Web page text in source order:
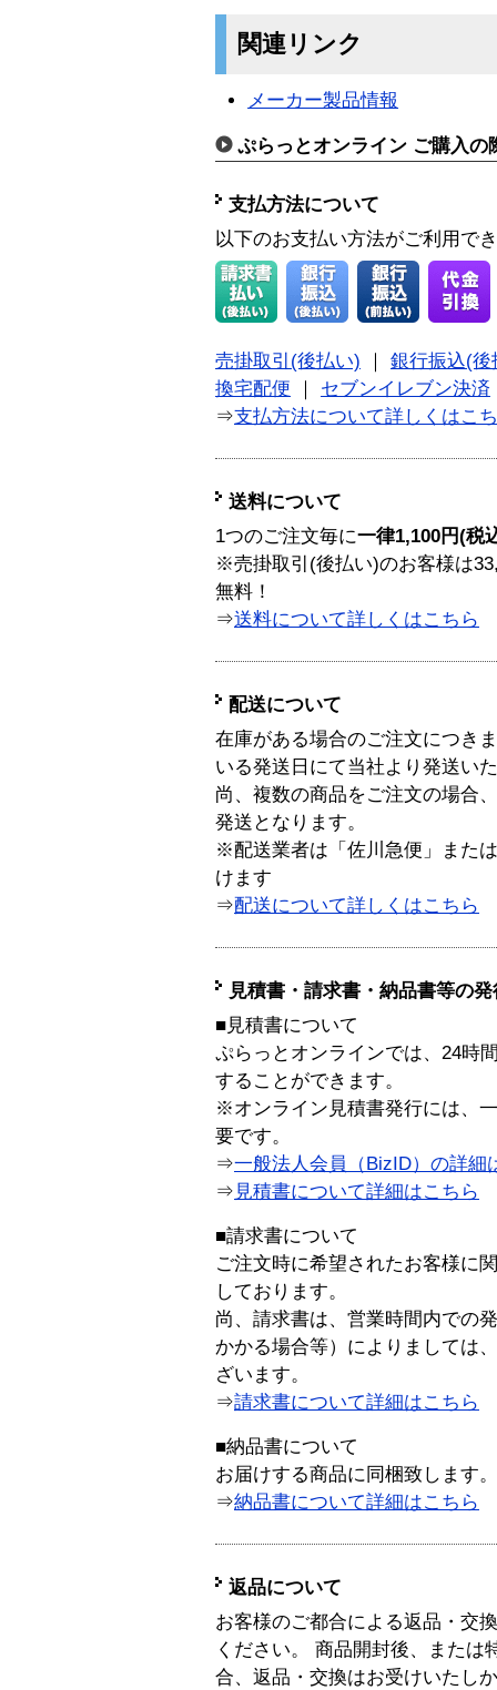
関連リンク
メーカー製品情報
ぷらっとオンライン ご購入の
支払方法について
以下のお支払い方法がご利用で
売掛取引(後払い)
銀行振込(後
換宅配便
セブンイレブン決済
⇒支払方法について詳しくはこ
送料について
1つのご注文毎に一律1,100円(税
※売掛取引(後払い)のお客様は
無料！
⇒送料について詳しくはこちら
配送について
在庫がある場合のご注文につき
いる発送日にて当社より発送い
尚、複数の商品をご注文の場合
発送となります。
※配送業者は「佐川急便」また
けます
⇒配送について詳しくはこちら
見積書・請求書・納品書等の
■見積書について
ぷらっとオンラインでは、24時
することができます。
※オンライン見積書発行には、
要です。
⇒一般法人会員（BizID）の詳細
⇒ 見積書について詳細はこちら
■請求書について
ご注文時に希望されたお客様に
しております。
尚、請求書は、営業時間内での
かかる場合等）によりましては
ざいます。
⇒請求書について詳細はこちら
■納品書について
お届けする商品に同梱致します。
⇒納品書について詳細はこちら
返品について
お客様のご都合による返品・交
ください。 商品開封後、または
合、返品・交換はお受けいたし